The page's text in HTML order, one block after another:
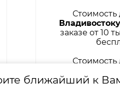
ближайший к
Стоимость
Владивостоку
заказе от 10
Стоимость
10.000 рублей